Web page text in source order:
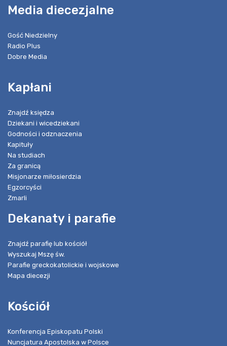
Media diecezjalne
Gość Niedzielny
Radio Plus
Dobre Media
Kapłani
Znajdź księdza
Dziekani i wicedziekani
Godności i odznaczenia
Kapituły
Na studiach
Za granicą
Misjonarze miłosierdzia
Egzorcyści
Zmarli
Dekanaty i parafie
Znajdź parafię lub kościół
Wyszukaj Mszę św.
Parafie greckokatolickie i wojskowe
Mapa diecezji
Kościół
Konferencja Episkopatu Polski
Nuncjatura Apostolska w Polsce